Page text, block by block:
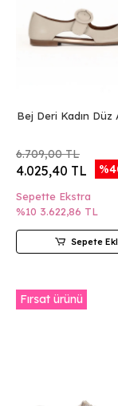
Bej Deri Kadın Düz
6.709,00 TL
4.025,40 TL
Sepette Ekstra
%10 3.622,86 TL
Sepete
Fırsat ürünü